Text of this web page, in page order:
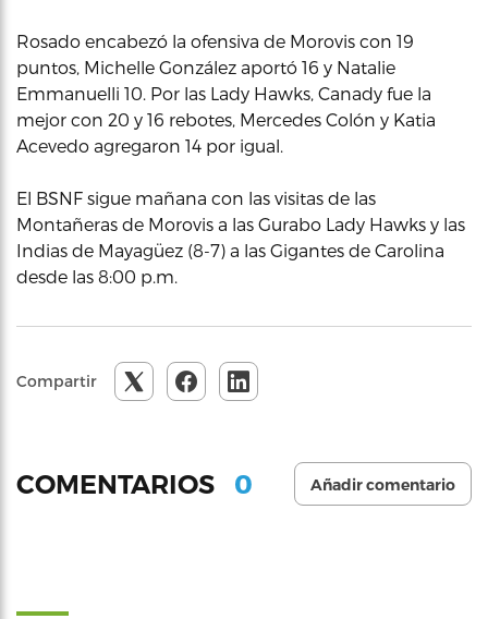
Rosado encabezó la ofensiva de Morovis con 19
puntos, Michelle González aportó 16 y Natalie
Emmanuelli 10. Por las Lady Hawks, Canady fue la
mejor con 20 y 16 rebotes, Mercedes Colón y Katia
Acevedo agregaron 14 por igual.
El BSNF sigue mañana con las visitas de las
Montañeras de Morovis a las Gurabo Lady Hawks y las
Indias de Mayagüez (8-7) a las Gigantes de Carolina
desde las 8:00 p.m.
Compartir
COMENTARIOS 0 Añadir comentario